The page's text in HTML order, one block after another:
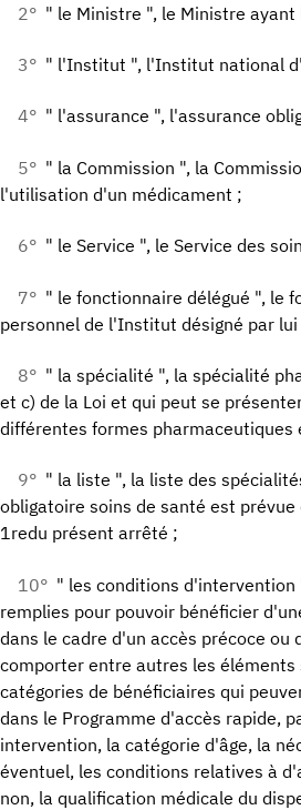
2° " le Ministre ", le Ministre
3° " l'Institut ", l'Institut national
4° " l'assurance ", l'assurance
5° " la Commission ", la
l'utilisation d'un médicament ;
6° " le Service ", le Service des
7° " le fonctionnaire délégué ", le
personnel de l'Institut désigné par lui
8° " la spécialité ", la spécialité
et c) de la Loi et qui peut se
différentes formes pharmaceutiques
9° " la liste ", la liste des
obligatoire soins de santé est
1redu présent arrêté ;
10° " les conditions
remplies pour pouvoir bénéficier
dans le cadre d'un accès précoce
comporter entre autres les
catégories de bénéficiaires qui
dans le Programme d'accès rapide,
intervention, la catégorie d'âge, la
éventuel, les conditions relatives à
non, la qualification médicale du